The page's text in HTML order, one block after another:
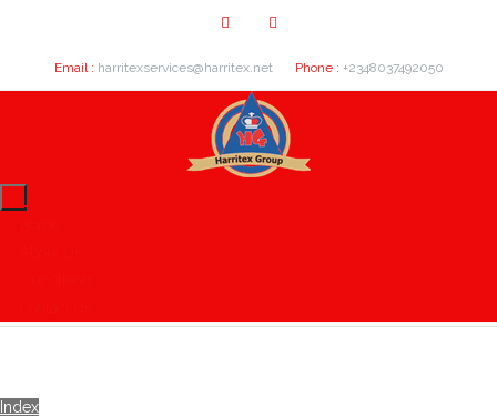
Email : harritexservices@harritex.net Phone : +2348037492050
Index